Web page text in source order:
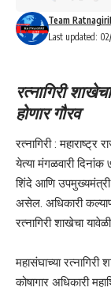
Last updated:
Team
रत्नागिरी
होणार गौरव
रत्नागिरी : महाराष्ट्र
येत्या मंगळवारी
शिंदे आणि
असेल. अधिकारी
रत्नागिरी शाखेचा
महासंघाच्या रत्नागिरी
कोषागार अधिकारी